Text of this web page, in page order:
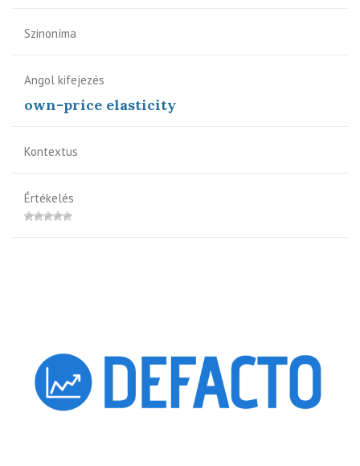
Szinoníma
Angol kifejezés
own-price elasticity
Kontextus
Értékelés